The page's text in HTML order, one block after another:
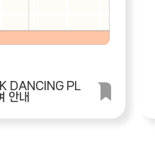
DANCING PL
안내